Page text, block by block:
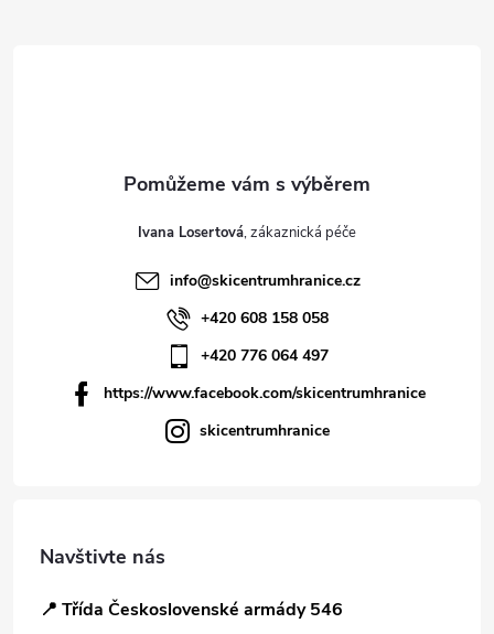
Ivana Losertová
info@skicentrumhranice.cz
+420 608 158 058
+420 776 064 497
https://www.facebook.com/skicentrumhranice
skicentrumhranice
Navštivte nás
📍 Třída Československé armády 546